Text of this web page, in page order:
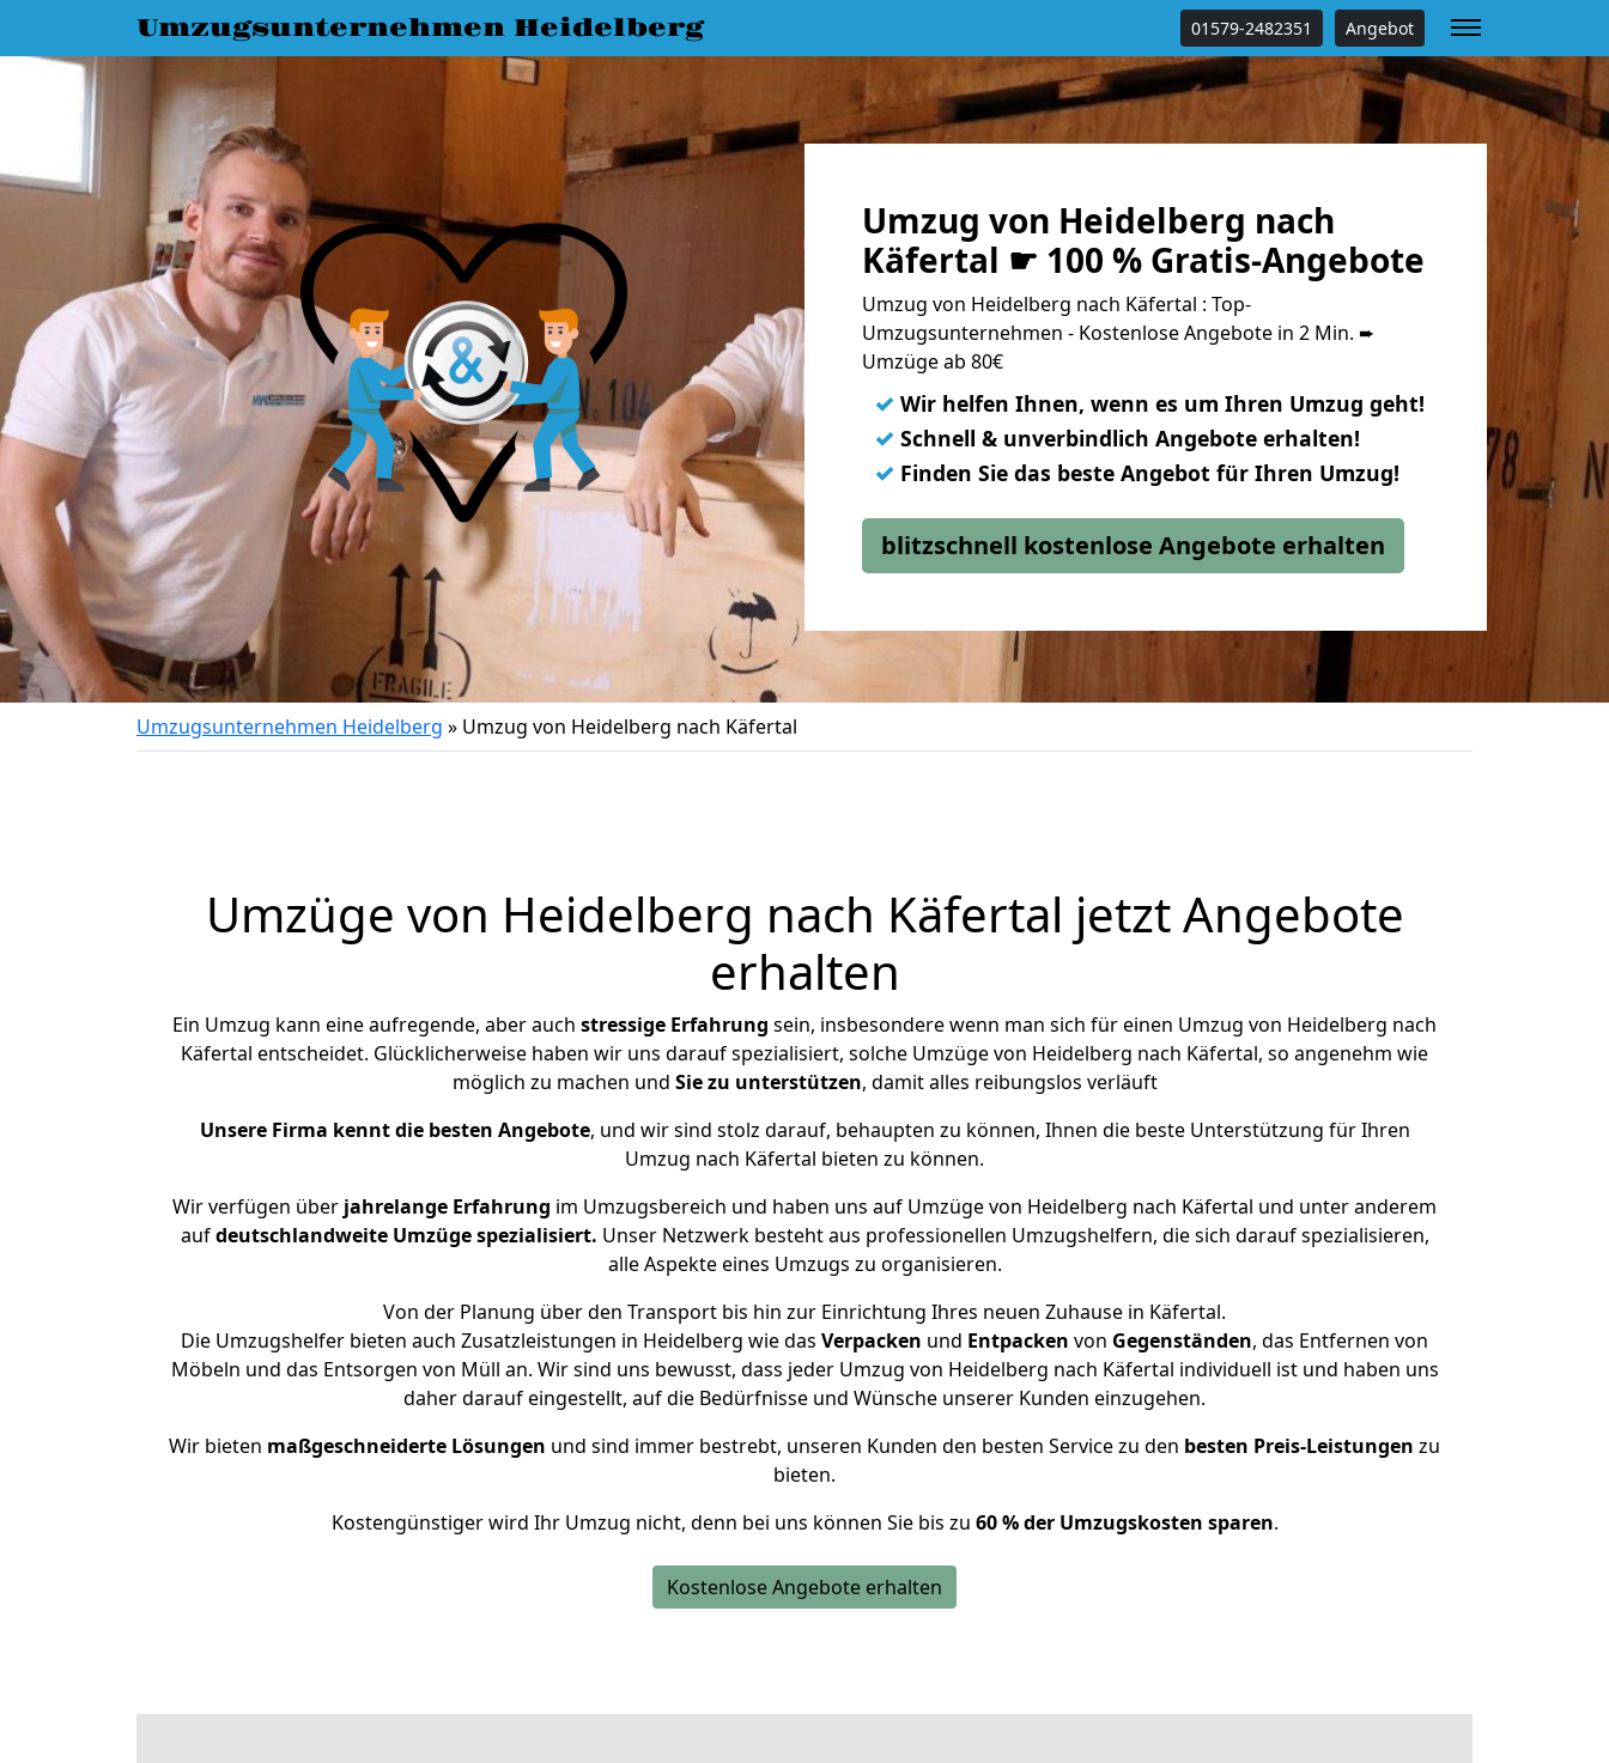
Umzugsunternehmen Heidelberg 01579-2482351 Angebot
Umzug von Heidelberg nach
Käfertal ☛ 100 % Gratis-Angebote
Umzug von Heidelberg nach Käfertal : Top-
Umzugsunternehmen - Kostenlose Angebote in 2 Min. ➨
Umzüge ab 80€
✓ Wir helfen Ihnen, wenn es um Ihren Umzug geht!
✓ Schnell & unverbindlich Angebote erhalten!
✓ Finden Sie das beste Angebot für Ihren Umzug!
blitzschnell kostenlose Angebote erhalten
Umzugsunternehmen Heidelberg » Umzug von Heidelberg nach Käfertal
Umzüge von Heidelberg nach Käfertal jetzt Angebote
erhalten
Ein Umzug kann eine aufregende, aber auch stressige Erfahrung sein, insbesondere wenn man sich für einen Umzug von Heidelberg nach
Käfertal entscheidet. Glücklicherweise haben wir uns darauf spezialisiert, solche Umzüge von Heidelberg nach Käfertal, so angenehm wie
möglich zu machen und Sie zu unterstützen, damit alles reibungslos verläuft
Unsere Firma kennt die besten Angebote, und wir sind stolz darauf, behaupten zu können, Ihnen die beste Unterstützung für Ihren
Umzug nach Käfertal bieten zu können.
Wir verfügen über jahrelange Erfahrung im Umzugsbereich und haben uns auf Umzüge von Heidelberg nach Käfertal und unter anderem
aufdeutschlandweite Umzüge spezialisiert. Unser Netzwerk besteht aus professionellen Umzugshelfern, die sich darauf spezialisieren,
alle Aspekte eines Umzugs zu organisieren.
Von der Planung über den Transport bis hin zur Einrichtung Ihres neuen Zuhause in Käfertal.
Die Umzugshelfer bieten auch Zusatzleistungen in Heidelberg wie das Verpacken und Entpacken von Gegenständen, das Entfernen von
Möbeln und das Entsorgen von Müll an. Wir sind uns bewusst, dass jeder Umzug von Heidelberg nach Käfertal individuell ist und haben uns
daher darauf eingestellt, auf die Bedürfnisse und Wünsche unserer Kunden einzugehen.
Wir bieten maßgeschneiderte Lösungen und sind immer bestrebt, unseren Kunden den besten Service zu den besten Preis-Leistungen zu
bieten.
Kostengünstiger wird Ihr Umzug nicht, denn bei uns können Sie bis zu 60 % der Umzugskosten sparen.
Kostenlose Angebote erhalten